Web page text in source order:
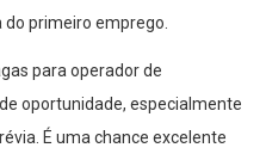
primeiro emprego.
para operador de
oportunidade, especialmente
É uma chance excelente